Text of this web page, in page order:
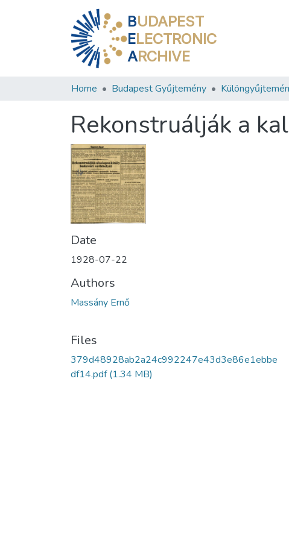
BUDAPEST
ELECTRONIC
ARCHIVE
Home Budapest Gyűjtemény
Rekonstruálják a
Date
1928-07-22
Authors
Massány Ernő
Files
379d48928ab2a24c992247e43d3e86e1ebbe
df14.pdf(1.34 MB)